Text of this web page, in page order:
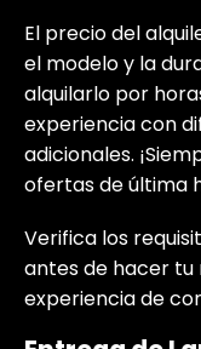
El precio del
el modelo y la
alquilarlo por
experiencia con
adicionales.
ofertas de última
Verifica los
antes de hacer
experiencia de